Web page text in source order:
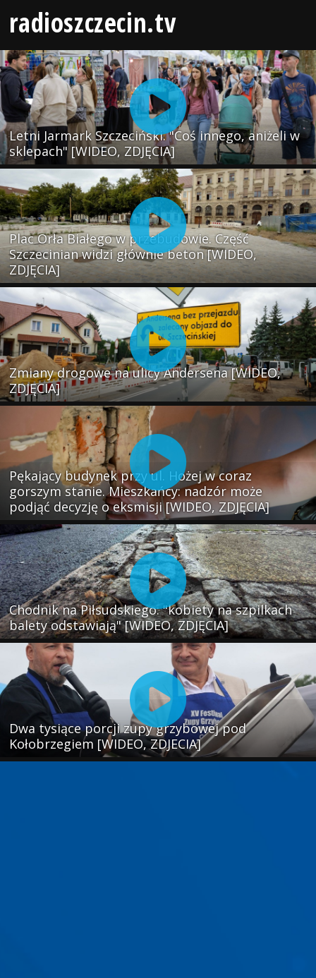
radioszczecin.tv
Letni Jarmark Szczeciński. "Coś innego, aniżeli w
sklepach" [WIDEO, ZDJĘCIA]
Plac Orła Białego w przebudowie. Część
Szczecinian widzi głównie beton [WIDEO,
ZDJĘCIA]
Zmiany drogowe na ulicy Andersena [WIDEO,
ZDJĘCIA]
Pękający budynek przy ul. Hożej w coraz
gorszym stanie. Mieszkańcy: nadzór może
podjąć decyzję o eksmisji [WIDEO, ZDJĘCIA]
Chodnik na Piłsudskiego: "kobiety na szpilkach
balety odstawiają" [WIDEO, ZDJĘCIA]
Dwa tysiące porcji zupy grzybowej pod
Kołobrzegiem [WIDEO, ZDJECIA]